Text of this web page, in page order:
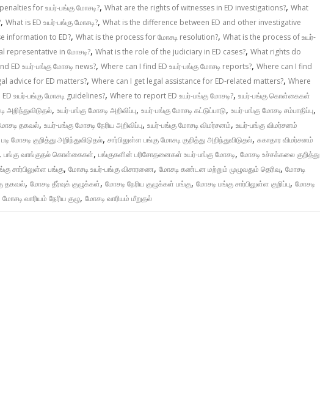
for உயர்-பங்கு மோசடி?, What are the rights of witnesses in ED investigations?, What
, What is ED உயர்-பங்கு மோசடி?, What is the difference between ED and other investigative
information to ED?, What is the process for மோசடி resolution?, What is the process of உயர்-
representative in மோசடி?, What is the role of the judiciary in ED cases?, What rights do
ED உயர்-பங்கு மோசடி news?, Where can I find ED உயர்-பங்கு மோசடி reports?, Where can I find
advice for ED matters?, Where can I get legal assistance for ED-related matters?, Where
உயர்-பங்கு மோசடி guidelines?, Where to report ED உயர்-பங்கு மோசடி?, உயர்-பங்கு கொள்கைகள்
அறிந்துவிடுதல், உயர்-பங்கு மோசடி அறிவிப்பு, உயர்-பங்கு மோசடி கட்டுப்பாடு, உயர்-பங்கு மோசடி சம்பாதிப்பு,
தகவல், உயர்-பங்கு மோசடி நேரிய அறிவிப்பு, உயர்-பங்கு மோசடி விமர்சனம், உயர்-பங்கு விமர்சனம்
மோசடி குறித்து அறிந்துவிடுதல், சார்பிலுள்ள பங்கு மோசடி குறித்து அறிந்துவிடுதல், சுகாதார விமர்சனம்
, பங்கு வாங்குதல் கொள்கைகள், பங்குகளின் பரிசோதனைகள் உயர்-பங்கு மோசடி, மோசடி உச்சக்கலை குறித்து
சார்பிலுள்ள பங்கு, மோசடி உயர்-பங்கு விசாரணை, மோசடி கண்டன மற்றும் முழுவதும் தெரிவு, மோசடி
தகவல், மோசடி தீர்வுக் குழுக்கள், மோசடி நேரிய குழுக்கள் பங்கு, மோசடி பங்கு சார்பிலுள்ள குறிப்பு, மோசடி
மோசடி வாரியம் நேரிய குழு, மோசடி வாரியம் மீறுதல்